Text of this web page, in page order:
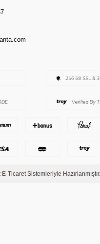
E-Ticaret Sistemleriyle Hazırlanmıştır.